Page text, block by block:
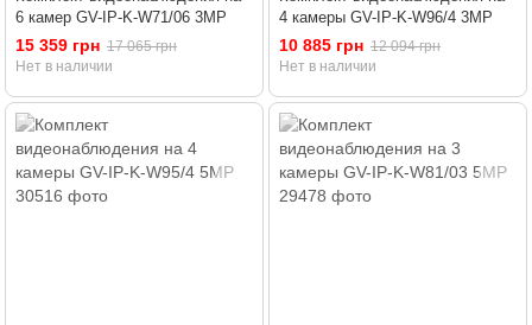
6 камер GV-IP-K-W71/06 3MP
15 359 грн 17 065 грн
Нет в наличии
4 камеры GV-IP-K-W96/4 3MP
10 885 грн 12 094 грн
Нет в наличии